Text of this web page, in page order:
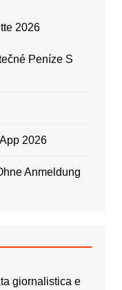
2026
Peníze S
2026
Anmeldung
giornalistica e